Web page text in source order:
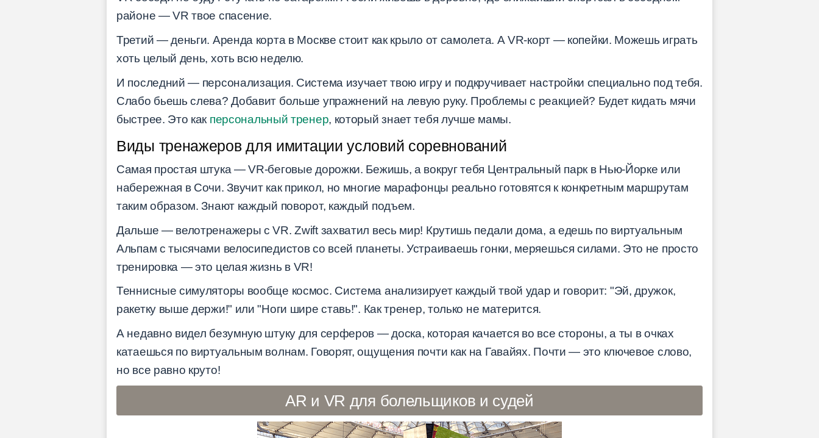
районе — VR твое спасение.
Третий — деньги. Аренда корта в Москве стоит как крыло от самолета. А VR-корт — копейки. Можешь играть
хоть целый день, хоть всю неделю.
И последний — персонализация. Система изучает твою игру и подкручивает настройки специально под тебя.
Слабо бьешь слева? Добавит больше упражнений на левую руку. Проблемы с реакцией? Будет кидать мячи
быстрее. Это как персональный тренер, который знает тебя лучше мамы.
Виды тренажеров для имитации условий соревнований
Самая простая штука — VR-беговые дорожки. Бежишь, а вокруг тебя Центральный парк в Нью-Йорке или
набережная в Сочи. Звучит как прикол, но многие марафонцы реально готовятся к конкретным маршрутам
таким образом. Знают каждый поворот, каждый подъем.
Дальше — велотренажеры с VR. Zwift захватил весь мир! Крутишь педали дома, а едешь по виртуальным
Альпам с тысячами велосипедистов со всей планеты. Устраиваешь гонки, меряешься силами. Это не просто
тренировка — это целая жизнь в VR!
Теннисные симуляторы вообще космос. Система анализирует каждый твой удар и говорит: "Эй, дружок,
ракетку выше держи!" или "Ноги шире ставь!". Как тренер, только не матерится.
А недавно видел безумную штуку для серферов — доска, которая качается во все стороны, а ты в очках
катаешься по виртуальным волнам. Говорят, ощущения почти как на Гавайях. Почти — это ключевое слово,
но все равно круто!
AR и VR для болельщиков и судей